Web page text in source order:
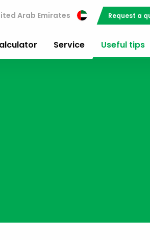
Arab Emirates Request a
Service Useful tips